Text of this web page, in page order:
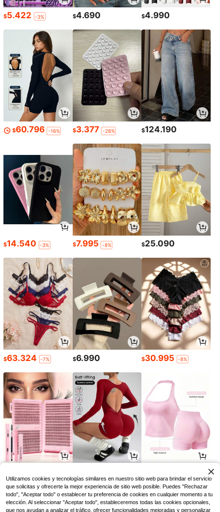
$5.422 -3% $4.690 $4.990
$60.796 -16% $3.377 -28% $124.190
$14.540 -3% $7.995 -8% $25.090
$63.324 -7% $6.990 $30.995 -8%
Utilizamos cookies y tecnologías similares en nuestro sitio web para brindar el servicio
que solicitas y ofrecerte la mejor experiencia de sitio web posible. Puedes "Rechazar
todo", "Aceptar todo" o establecer tu preferencia de cookies en cualquier momento a tu
elección. Al seleccionar "Aceptar todo", estableceremos todas las cookies opcionales,
que nos ayudan a analizar el tráfico, ofrecer funcionalidades mejoradas y personalizar